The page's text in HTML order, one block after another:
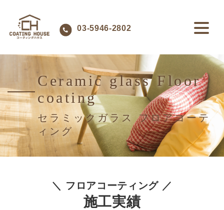
03-5946-2802
Ceramic glass Floor
coating
セラミックガラス フロアコーテ
ィング
＼ フロアコーティング ／
施工実績